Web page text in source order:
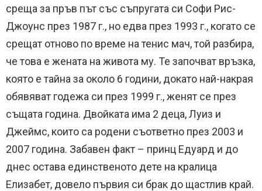
среща за пръв път със съпругата си Софи Рис-
Джоунс през 1987 г., но едва през 1993 г., когато се
срещат отново по време на тенис мач, той разбира,
че това е жената на живота му. Те започват връзка,
която е тайна за около 6 години, докато най-накрая
обявяват годежа си през 1999 г., женят се през
същата година. Двойката има 2 деца, Луиз и
Джеймс, които са родени съответно през 2003 и
2007 година. Забавен факт – принц Едуард и до
днес остава единственото дете на кралица
Елизабет, довело първия си брак до щастлив край.